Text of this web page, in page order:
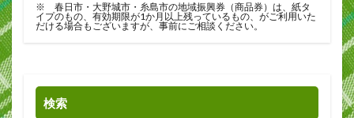
※ 春日市・大野城市・糸島市の地域振興券（商品券）は、紙タ
イプのもの、有効期限が1か月以上残っているもの、がご利用いた
だける場合もございますが、事前にご相談ください。
検索